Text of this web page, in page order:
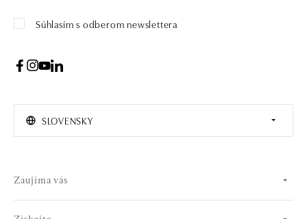
Súhlasím s odberom newslettera
SLOVENSKY
Zaujíma vás